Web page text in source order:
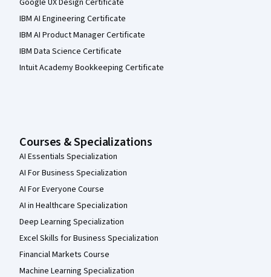
Google UX Design Certificate
IBM AI Engineering Certificate
IBM AI Product Manager Certificate
IBM Data Science Certificate
Intuit Academy Bookkeeping Certificate
Courses & Specializations
AI Essentials Specialization
AI For Business Specialization
AI For Everyone Course
AI in Healthcare Specialization
Deep Learning Specialization
Excel Skills for Business Specialization
Financial Markets Course
Machine Learning Specialization